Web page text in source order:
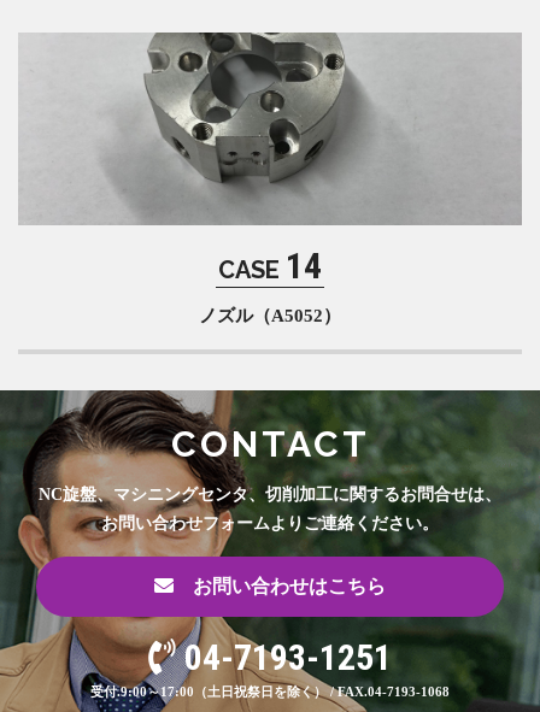
CASE 14
ノズル（A5052）
CONTACT
NC旋盤、マシニングセンタ、切削加工に関するお問合せは、
お問い合わせフォームよりご連絡ください。
お問い合わせはこちら
04-7193-1251
受付.9:00～17:00（土日祝祭日を除く） / FAX.04-7193-1068